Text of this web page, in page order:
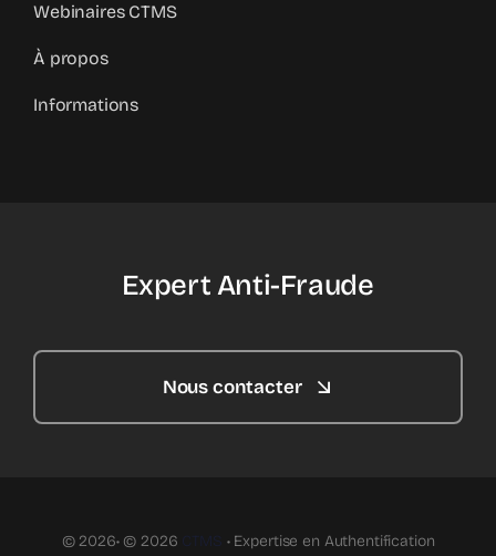
Webinaires CTMS
À propos
Informations
Expert Anti-Fraude
Nous contacter
© 2026• © 2026 CTMS • Expertise en Authentification